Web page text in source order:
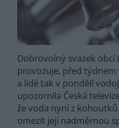
Dobrovolný svazek obcí
provozuje, před
a lidé tak v pondělí
upozornila Česká
že voda nyní z
omezit její nadměrnou